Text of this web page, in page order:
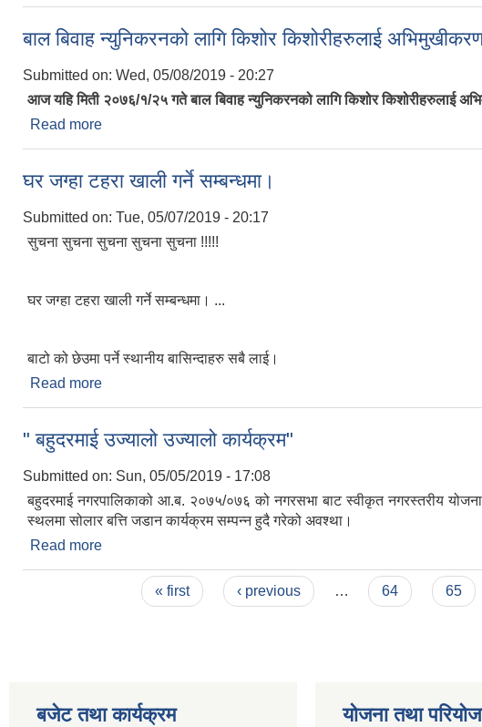
बाल बिवाह न्युनिकरनको लागि किशोर किशोरीहरुलाई
Submitted on: Wed, 05/08/2019 - 20:27
आज यहि मिती २०७६/१/२५ गते बाल बिवाह न्युनिकरनको लागि किशोर किशोरीहरुलाई
Read more
घर जग्हा टहरा खाली गर्ने सम्बन्धमा।
Submitted on: Tue, 05/07/2019 - 20:17
सुचना सुचना सुचना सुचना सुचना !!!!!
घर जग्हा टहरा खाली गर्ने सम्बन्धमा। ...
बाटो को छेउमा पर्ने स्थानीय बासिन्दाहरु सबै लाई।
Read more
" बहुदरमाई उज्यालो उज्यालो कार्यक्रम"
Submitted on: Sun, 05/05/2019 - 17:08
बहुदरमाई नगरपालिकाको आ.ब. २०७५/०७६ को नगरसभा बाट स्वीकृत नगरस्तरीय योजना
स्थलमा सोलार बत्ति जडान कार्यक्रम सम्पन्न हुदै गरेको अवश्था।
Read more
« first ‹ previous … 64 65
बजेट तथा कार्यक्रम योजना तथा